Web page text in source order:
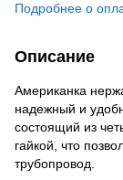
Подробнее о
Описание
Американка
надежный и
состоящий из
гайкой, что
трубопровод.